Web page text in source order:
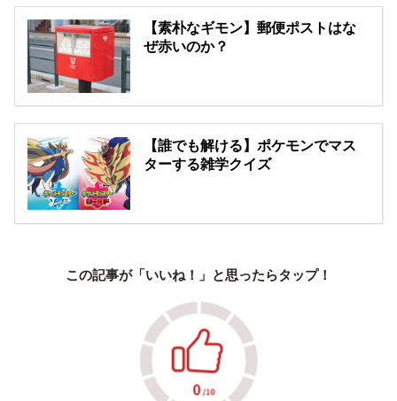
【素朴なギモン】郵便ポストはな
ぜ赤いのか？
【誰でも解ける】ポケモンでマス
ターする雑学クイズ
この記事が「いいね！」と思ったらタップ！